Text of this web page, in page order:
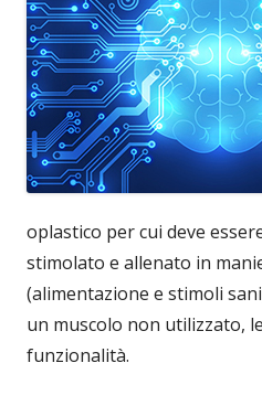
oplastico per cui deve
stimolato e allenato in
(alimentazione e stimoli
un muscolo non utilizzato,
funzionalità.